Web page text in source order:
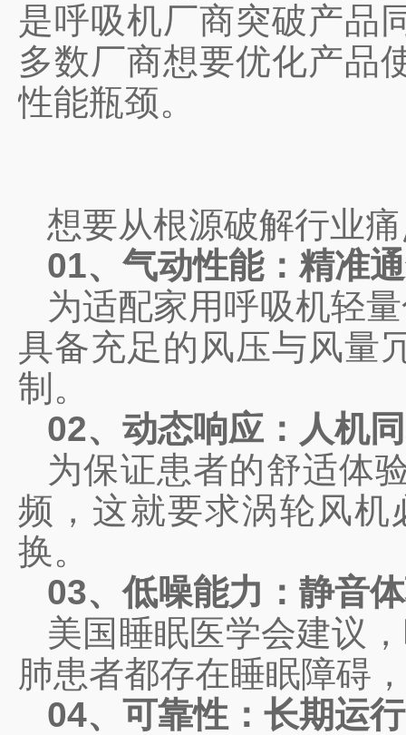
是呼吸机厂商突破产品
多数厂商想要优化产品
性能瓶颈。
想要从根源破解行业
01、气动性能：精准
为适配家用呼吸机轻
具备充足的风压与风量
制。
02、动态响应：人机
为保证患者的舒适体
频，这就要求涡轮风
换。
03、低噪能力：静音
美国睡眠医学会建议
肺患者都存在睡眠障碍
04、可靠性：长期运